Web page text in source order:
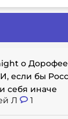
о
если бы
себя иначе
Л 1